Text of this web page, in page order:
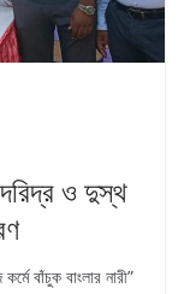
ও দুস্থ
বাঁচুক বাংলার নারী”